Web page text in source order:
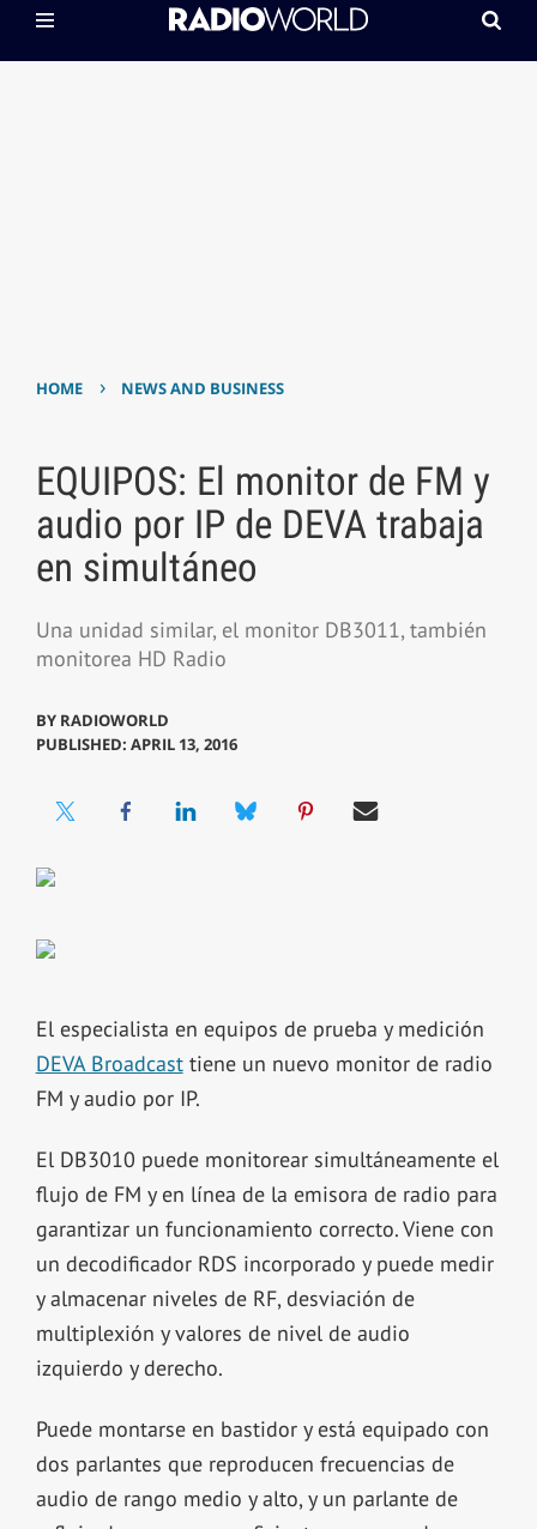
HOME › NEWS AND BUSINESS
EQUIPOS: El monitor de FM y
audio por IP de DEVA trabaja
en simultáneo
Una unidad similar, el monitor DB3011, también
monitorea HD Radio
BY RADIOWORLD
PUBLISHED: APRIL 13, 2016
El especialista en equipos de prueba y medición
DEVA Broadcasttiene un nuevo monitor de radio
FM y audio por IP.
El DB3010 puede monitorear simultáneamente el
flujo de FM y en línea de la emisora de radio para
garantizar un funcionamiento correcto. Viene con
un decodificador RDS incorporado y puede medir
y almacenar niveles de RF, desviación de
multiplexión y valores de nivel de audio
izquierdo y derecho.
Puede montarse en bastidor y está equipado con
dos parlantes que reproducen frecuencias de
audio de rango medio y alto, y un parlante de